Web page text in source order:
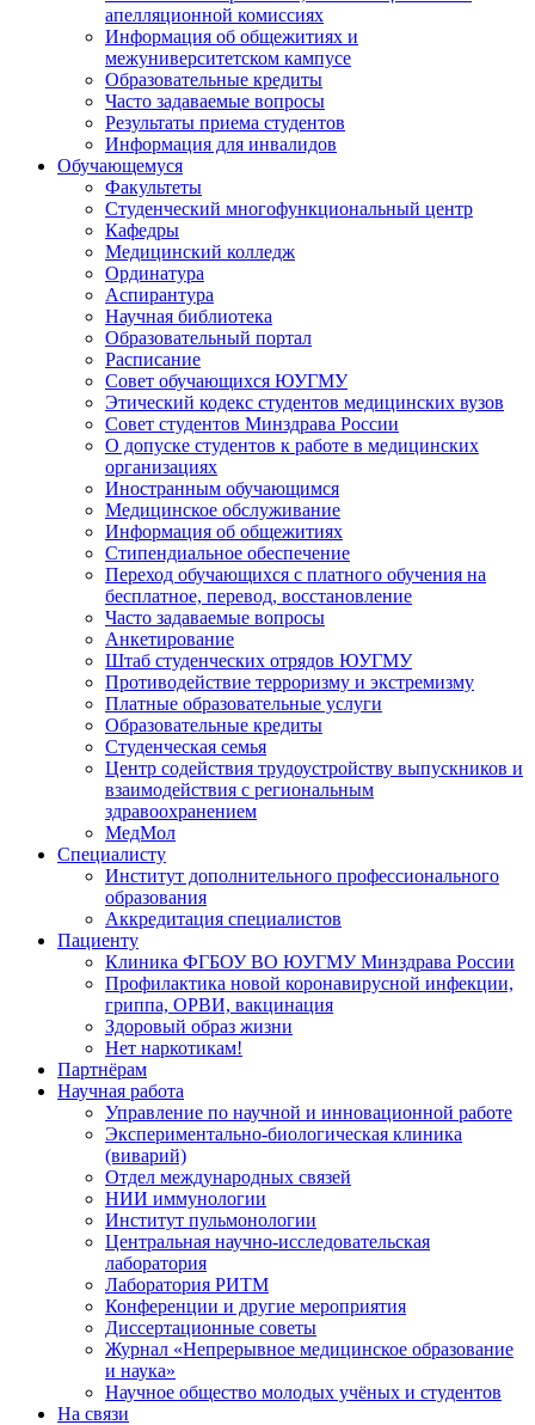
апелляционной комиссиях
Информация об общежитиях и
межуниверситетском кампусе
Образовательные кредиты
Часто задаваемые вопросы
Результаты приема студентов
Информация для инвалидов
Обучающемуся
Факультеты
Студенческий многофункциональный центр
Кафедры
Медицинский колледж
Ординатура
Аспирантура
Научная библиотека
Образовательный портал
Расписание
Совет обучающихся ЮУГМУ
Этический кодекс студентов медицинских вузов
Совет студентов Минздрава России
О допуске студентов к работе в медицинских
организациях
Иностранным обучающимся
Медицинское обслуживание
Информация об общежитиях
Стипендиальное обеспечение
Переход обучающихся с платного обучения на
бесплатное, перевод, восстановление
Часто задаваемые вопросы
Анкетирование
Штаб студенческих отрядов ЮУГМУ
Противодействие терроризму и экстремизму
Платные образовательные услуги
Образовательные кредиты
Студенческая семья
Центр содействия трудоустройству выпускников и
взаимодействия с региональным
здравоохранением
МедМол
Специалисту
Институт дополнительного профессионального
образования
Аккредитация специалистов
Пациенту
Клиника ФГБОУ ВО ЮУГМУ Минздрава России
Профилактика новой коронавирусной инфекции,
гриппа, ОРВИ, вакцинация
Здоровый образ жизни
Нет наркотикам!
Партнёрам
Научная работа
Управление по научной и инновационной работе
Экспериментально-биологическая клиника
(виварий)
Отдел международных связей
НИИ иммунологии
Институт пульмонологии
Центральная научно-исследовательская
лаборатория
Лаборатория РИТМ
Конференции и другие мероприятия
Диссертационные советы
Журнал «Непрерывное медицинское образование
и наука»
Научное общество молодых учёных и студентов
На связи